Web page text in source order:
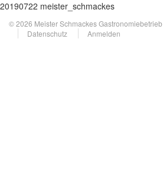
20190722 meister_schmackes
© 2026 Meister Schmackes Gastronomiebetrieb
Datenschutz
Anmelden